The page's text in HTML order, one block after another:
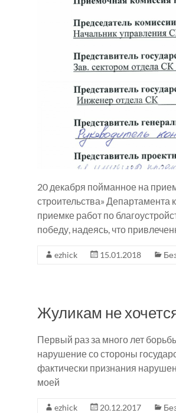
20 декабря пойманное на
строительства»
приемке работ по
победу, надеясь, что
ezhick 15.01.2018
Жуликам не
Первый раз за много лет
нарушение со стороны
фактически признания
моей
ezhick 20.12.2017